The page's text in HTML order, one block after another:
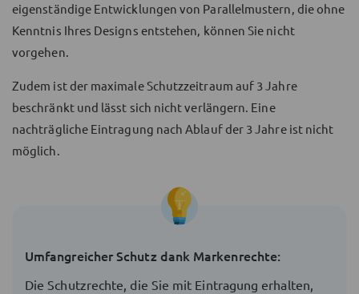
eigenständige Entwicklungen von Parallelmustern, die ohne
Kenntnis Ihres Designs entstehen, können Sie nicht
vorgehen.
Zudem ist der maximale Schutzzeitraum auf 3 Jahre
beschränkt und lässt sich nicht verlängern. Eine
nachträgliche Eintragung nach Ablauf der 3 Jahre ist nicht
möglich.
Umfangreicher Schutz dank Markenrechte:
Die Schutzrechte, die Sie mit Eintragung erhalten,